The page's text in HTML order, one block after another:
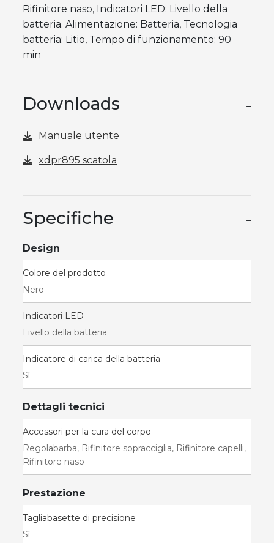
Rifinitore naso, Indicatori LED: Livello della
batteria. Alimentazione: Batteria, Tecnologia
batteria: Litio, Tempo di funzionamento: 90
min
Downloads −
Manuale utente
xdpr895 scatola
Specifiche −
Design
Colore del prodotto
Nero
Indicatori LED
Livello della batteria
Indicatore di carica della batteria
Sì
Dettagli tecnici
Accessori per la cura del corpo
Regolabarba, Rifinitore sopracciglia, Rifinitore capelli,
Rifinitore naso
Prestazione
Tagliabasette di precisione
Sì